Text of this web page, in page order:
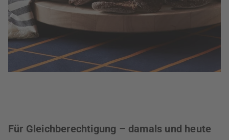
Für Gleichberechtigung – damals und heute